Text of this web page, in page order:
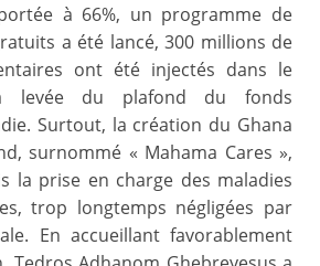
à 66%, un programme de
a été lancé, 300 millions de
ont été injectés dans le
levée du plafond du fonds
Surtout, la création du Ghana
surnommé « Mahama Cares »,
la prise en charge des maladies
trop longtemps négligées par
En accueillant favorablement